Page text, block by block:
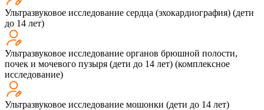
Ультразвуковое исследование сердца (эхокардиография) (дети
до 14 лет)
Ультразвуковое исследование органов брюшной полости,
почек и мочевого пузыря (дети до 14 лет) (комплексное
исследование)
Ультразвуковое исследование мошонки (дети до 14 лет)